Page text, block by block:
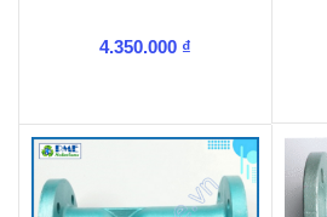
4.350.000 ₫